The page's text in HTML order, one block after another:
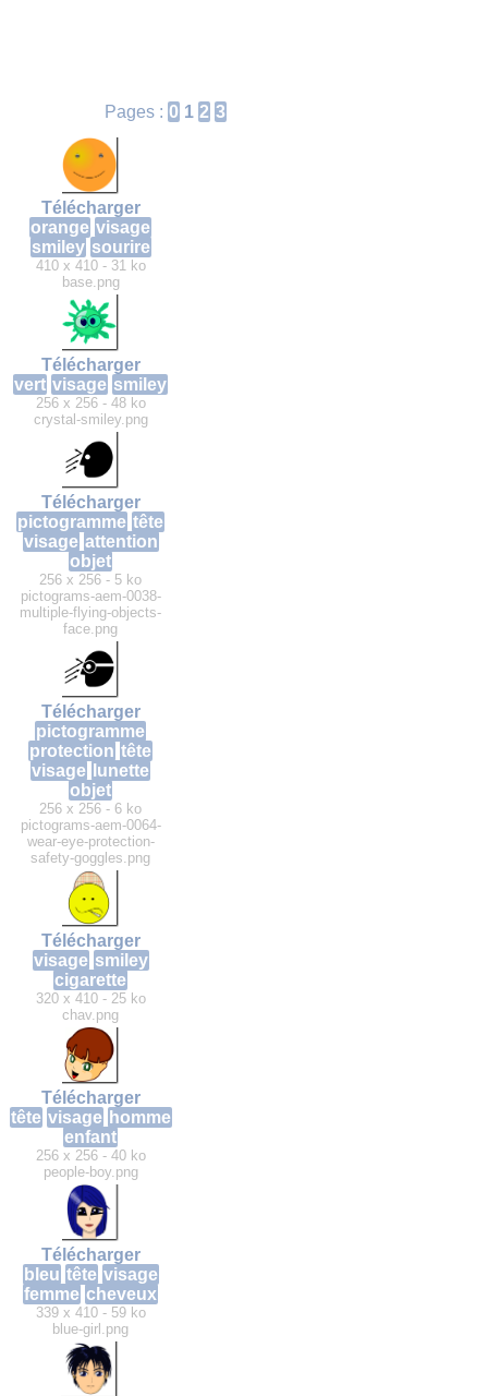
Pages : 0 1 2 3
Télécharger
orange visage
smiley sourire
410 x 410 - 31 ko
base.png
Télécharger
vert visage smiley
256 x 256 - 48 ko
crystal-smiley.png
Télécharger
pictogramme tête
visage attention
objet
256 x 256 - 5 ko
pictograms-aem-0038-
multiple-flying-objects-
face.png
Télécharger
pictogramme
protection tête
visage
lunette
objet
256 x 256 - 6 ko
pictograms-aem-0064-
wear-eye-protection-
safety-goggles.png
Télécharger
visage smiley
cigarette
320 x 410 - 25 ko
chav.png
Télécharger
tête visage homme
enfant
256 x 256 - 40 ko
people-boy.png
Télécharger
bleu tête visage
femme cheveux
339 x 410 - 59 ko
blue-girl.png